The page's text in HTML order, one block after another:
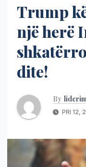
Trump
një herë
dite!
By
PRI 12,